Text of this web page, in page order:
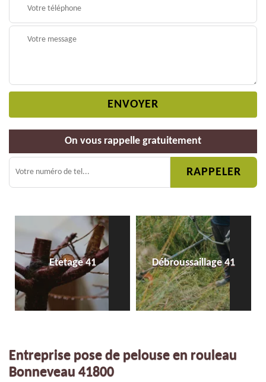
On vous rappelle gratuitement
Etetage 41 Débroussaillage 41
Entreprise pose de pelouse en rouleau
Bonneveau 41800